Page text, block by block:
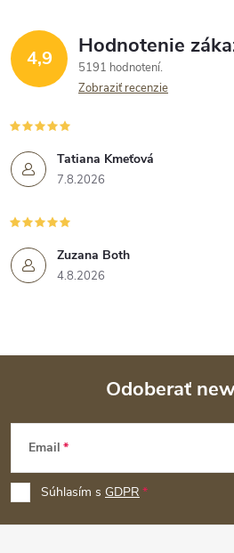
4,9 Hodnotenie
5191 hodnotení
Zobraziť recenzie
Tatiana Kmeťová
7.8.2026
Zuzana Both
4.8.2026
Z
p
ä
Odoberať
Email
Súhlasím s GDPR